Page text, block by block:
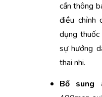
cần thông
điều chỉnh
dụng
sự hướng
thai nhi.
Bổ sung